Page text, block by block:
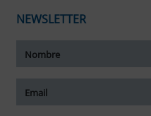
NEWSLETTER
tamaño del texto
del texto